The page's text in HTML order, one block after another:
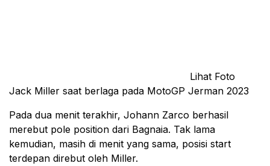
Lihat Foto
Jack Miller saat berlaga pada MotoGP Jerman 2023
Pada dua menit terakhir, Johann Zarco berhasil
merebut pole position dari Bagnaia. Tak lama
kemudian, masih di menit yang sama, posisi start
terdepan direbut oleh Miller.